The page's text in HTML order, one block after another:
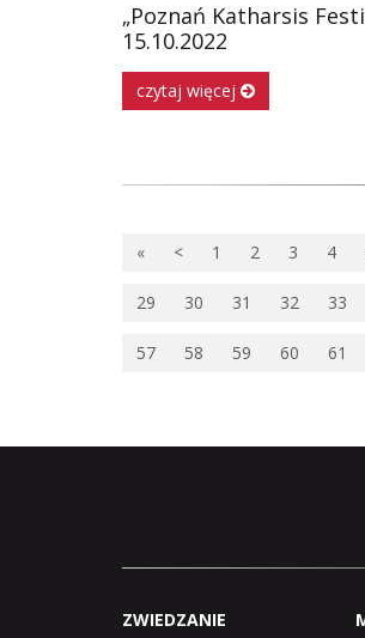
„Poznań Katharsis
15.10.2022
czytaj więcej
« < 1 2 3 4
29 30 31 32 33
57 58 59 60 61
ZWIEDZANIE